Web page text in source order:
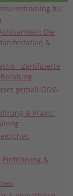
für
Die
&
in - Zertifizierte
gemäß ÖDV-
& Praxis:
Einführung &